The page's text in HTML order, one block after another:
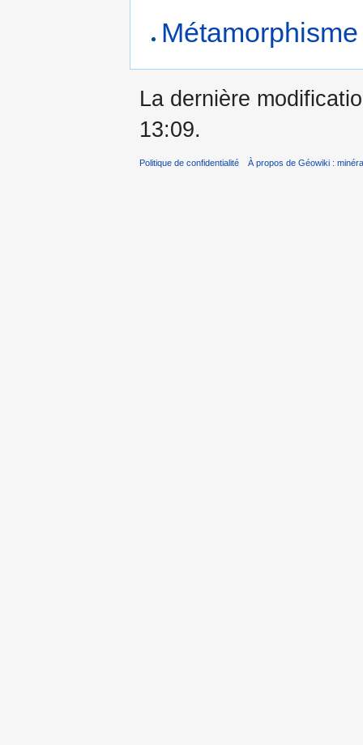
Métamorphisme
La dernière
13:09.
Politique de confidentialité À propos de Géowiki :